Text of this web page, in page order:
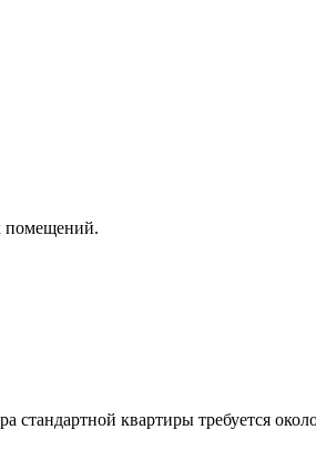
помещений.
стандартной квартиры требуется